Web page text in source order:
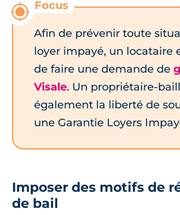
Afin de prévenir toute
loyer impayé, un locataire
de faire une demande de
Visale. Un propriétaire-
également la liberté de
une Garantie Loyers
Imposer des motifs de
de bail